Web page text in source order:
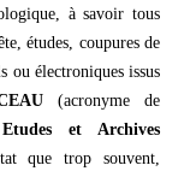
à savoir tous
études, coupures de
ou électroniques issus
(acronyme de
et Archives
que trop souvent,